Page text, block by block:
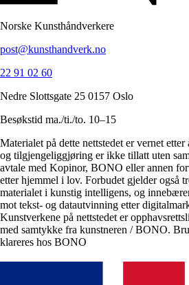
Norske Kunsthåndverkere
post@kunsthandverk.no
22 91 02 60
Nedre Slottsgate 25 0157 Oslo
Besøkstid ma./ti./to. 10–15
Materialet på dette nettstedet er vernet
og tilgjengeliggjøring er ikke tillatt uten
avtale med Kopinor, BONO eller annen
etter hjemmel i lov. Forbudet gjelder også
materialet i kunstig intelligens, og
mot tekst- og datautvinning etter
Kunstverkene på nettstedet er
med samtykke fra kunstneren / BONO.
klareres hos BONO